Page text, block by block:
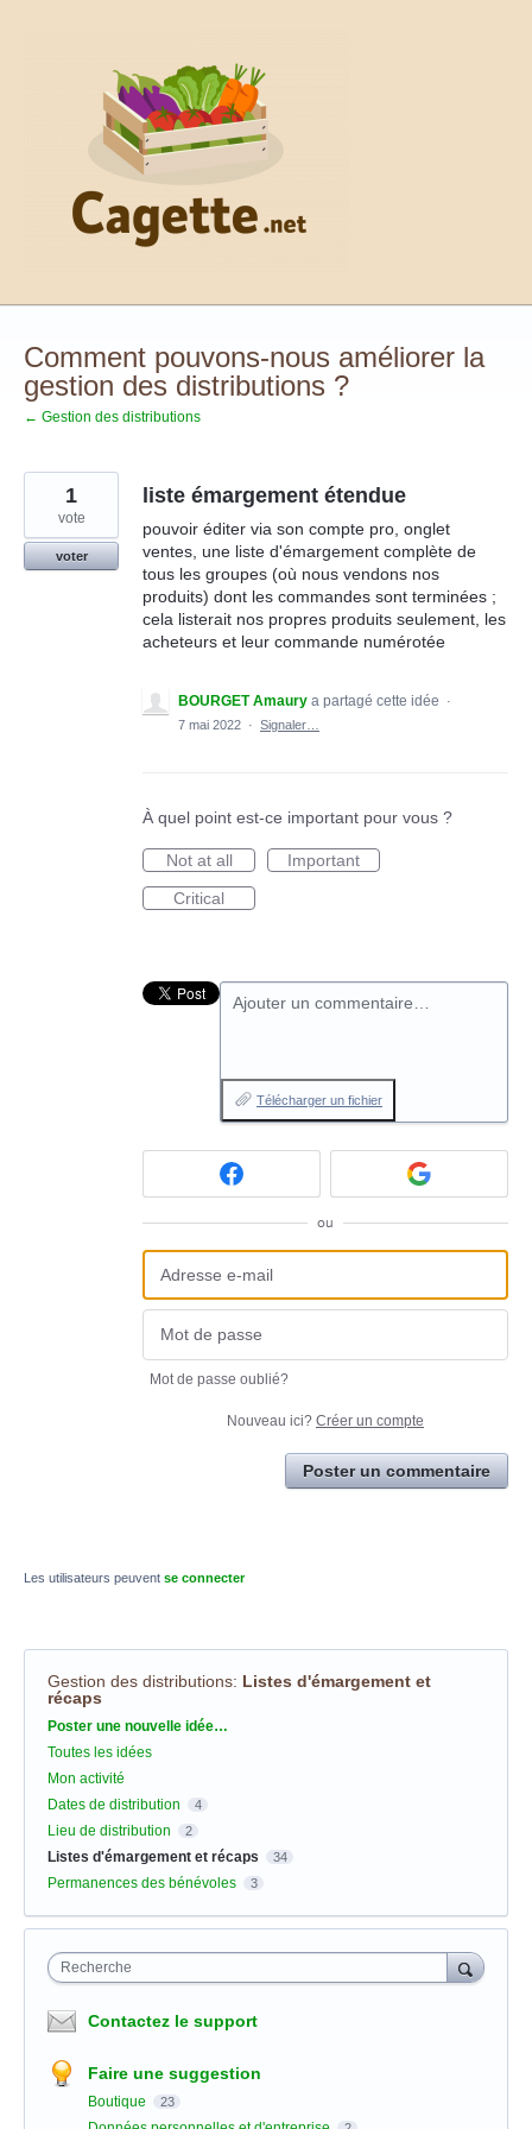
Comment pouvons-nous améliorer la
gestion des distributions ?
← Gestion des distributions
liste émargement étendue
pouvoir éditer via son compte pro, onglet
ventes, une liste d'émargement complète de
tous les groupes (où nous vendons nos
produits) dont les commandes sont terminées ;
cela listerait nos propres produits seulement, les
acheteurs et leur commande numérotée
1
vote
voter
BOURGET Amaury a partagé cette idée
·
7 mai 2022 · Signaler…
À quel point est-ce important pour vous ?
Not at all
Important
Critical
Ajouter un commentaire…
Télécharger un fichier
ou
Mot de passe oublié?
Nouveau ici? Créer un compte
Poster un commentaire
Les utilisateurs peuvent se connecter
Gestion des distributions: Listes d'émargement et
récaps
Catégories
Poster une nouvelle idée…
Toutes les idées
Mon activité
Dates de distribution
4
Lieu de distribution 2
Listes d'émargement et récaps 34
Permanences des bénévoles 3
Recherche
Contactez le support
Faire une suggestion
Boutique 23